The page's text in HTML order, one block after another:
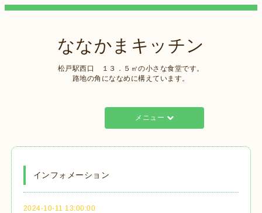
ななかまキッチン
松戸駅西口 １３．５㎡の小さな食堂です。
路地の角にななめに構えています。
メニュー
インフォメーション
2024-10-11 13:00:00